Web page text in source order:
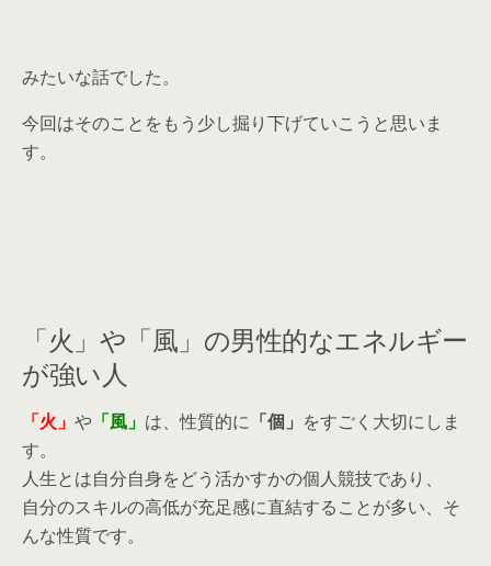
みたいな話でした。
今回はそのことをもう少し掘り下げていこうと思いま
す。
「火」や「風」の男性的なエネルギー
が強い人
「火」 や 「風」 は、性質的に 「個」 をすごく大切にしま
す。
人生とは自分自身をどう活かすかの個人競技であり、
自分のスキルの高低が充足感に直結することが多い、そ
んな性質です。